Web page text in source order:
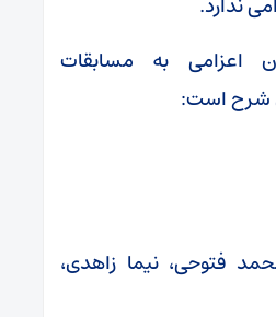
اعزامی به مسابقات
شرح است:
فتوحی، نیما زاهدی،